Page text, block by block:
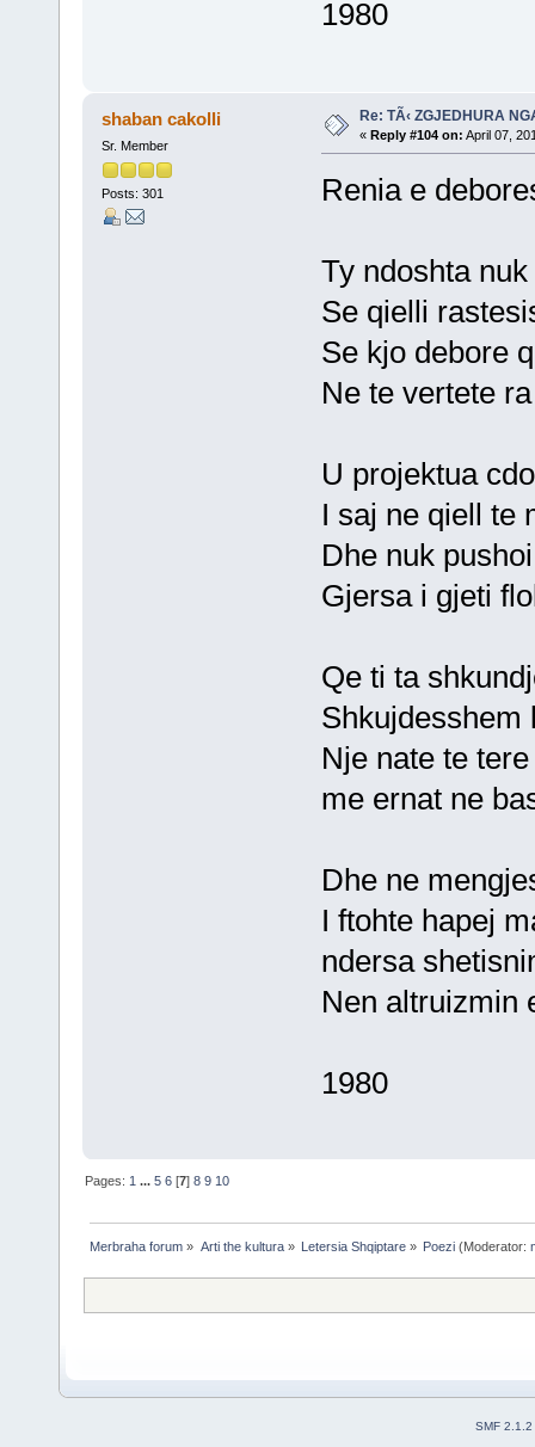
1980
shaban cakolli
Sr. Member
Posts: 301
Re: TÃ‹ ZGJEDHURA
« Reply #104 on: April 07,
Renia e
Ty ndoshta
Se qielli
Se kjo debore
Ne te vertete
U projektua
I saj ne qiell te
Dhe nuk
Gjersa i gjeti
Qe ti ta
Shkujdesshem
Nje nate te
me ernat ne
Dhe ne
I ftohte hapej
ndersa
Nen altruizmin
1980
Pages: 1 ...5 6 [7]8 9 10
Merbraha forum » Arti the kultura» Letersia Shqiptare» Poezi (Moderator:
SMF 2.1.2